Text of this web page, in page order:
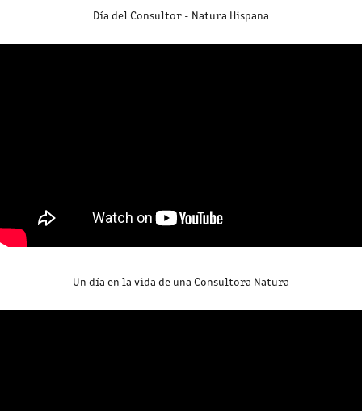
Día del Consultor - Natura Hispana
Un día en la vida de una Consultora Natura